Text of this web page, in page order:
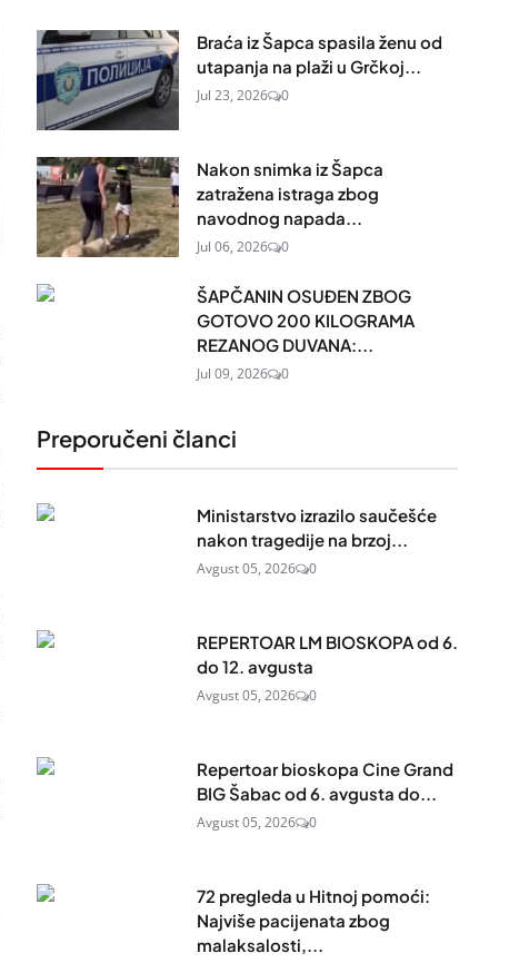
Braća iz Šapca spasila ženu od
utapanja na plaži u Grčkoj...
Jul 23, 2026 0
Nakon snimka iz Šapca
zatražena istraga zbog
navodnog napada...
Jul 06, 2026 0
ŠAPČANIN OSUĐEN ZBOG
GOTOVO 200 KILOGRAMA
REZANOG DUVANA:...
Jul 09, 2026 0
Preporučeni članci
Ministarstvo izrazilo saučešće
nakon tragedije na brzoj...
Avgust 05, 2026 0
REPERTOAR LM BIOSKOPA od 6.
do 12. avgusta
Avgust 05, 2026 0
Repertoar bioskopa Cine Grand
BIG Šabac od 6. avgusta do...
Avgust 05, 2026 0
72 pregleda u Hitnoj pomoći:
Najviše pacijenata zbog
malaksalosti,...